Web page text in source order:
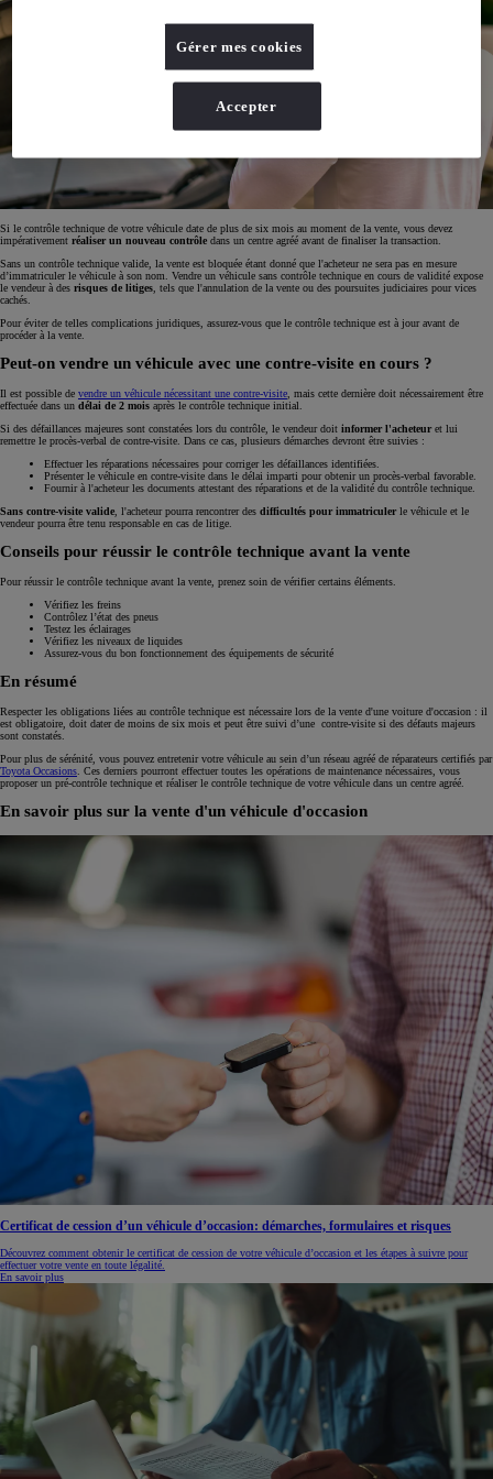
Si le contrôle technique de votre véhicule date de plus de six mois au moment de la vente, vous devez
impérativement réaliser un nouveau contrôle dans un centre agréé avant de finaliser la transaction.
Sans un contrôle technique valide, la vente est bloquée étant donné que l'acheteur ne sera pas en mesure
d’immatriculer le véhicule à son nom. Vendre un véhicule sans contrôle technique en cours de validité expose
le vendeur à des risques de litiges , tels que l'annulation de la vente ou des poursuites judiciaires pour vices
cachés.
Pour éviter de telles complications juridiques, assurez-vous que le contrôle technique est à jour avant de
procéder à la vente.
Peut-on vendre un véhicule avec une contre-visite en cours ?
Il est possible de vendre un véhicule nécessitant une contre-visite , mais cette dernière doit nécessairement être
effectuée dans un délai de 2 mois après le contrôle technique initial.
Si des défaillances majeures sont constatées lors du contrôle, le vendeur doit informer l'acheteuret lui
remettre le procès-verbal de contre-visite. Dans ce cas, plusieurs démarches devront être suivies :
Effectuer les réparations nécessaires pour corriger les défaillances identifiées.
Présenter le véhicule en contre-visite dans le délai imparti pour obtenir un procès-verbal favorable.
Fournir à l'acheteur les documents attestant des réparations et de la validité du contrôle technique.
Sans contre-visite valide , l'acheteur pourra rencontrer des difficultés pour immatriculerle véhicule et le
vendeur pourra être tenu responsable en cas de litige.
Conseils pour réussir le contrôle technique avant la vente
Pour réussir le contrôle technique avant la vente, prenez soin de vérifier certains éléments.
Vérifiez les freins
Contrôlez l’état des pneus
Testez les éclairages
Vérifiez les niveaux de liquides
Assurez-vous du bon fonctionnement des équipements de sécurité
En résumé
Respecter les obligations liées au contrôle technique est nécessaire lors de la vente d'une voiture d'occasion : il
est obligatoire, doit dater de moins de six mois et peut être suivi d’une contre-visite si des défauts majeurs
sont constatés.
Pour plus de sérénité, vous pouvez entretenir votre véhicule au sein d’un réseau agréé de réparateurs certifiés par
Toyota Occasions . Ces derniers pourront effectuer toutes les opérations de maintenance nécessaires, vous
proposer un pré-contrôle technique et réaliser le contrôle technique de votre véhicule dans un centre agréé.
En savoir plus sur la vente d'un véhicule d'occasion
Certificat de cession d’un véhicule d’occasion: démarches, formulaires et risques
Découvrez comment obtenir le certificat de cession de votre véhicule d’occasion et les étapes à suivre pour
effectuer votre vente en toute légalité.
En savoir plus
Gérer mes cookies
Accepter